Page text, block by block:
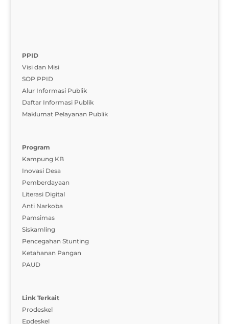
PPID
Visi dan Misi
SOP PPID
Alur Informasi Publik
Daftar Informasi Publik
Maklumat Pelayanan Publik
Program
Kampung KB
Inovasi Desa
Pemberdayaan
Literasi Digital
Anti Narkoba
Pamsimas
Siskamling
Pencegahan Stunting
Ketahanan Pangan
PAUD
Link Terkait
Prodeskel
Epdeskel